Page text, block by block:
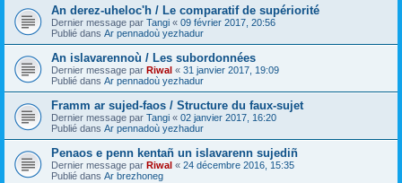
An derez-uheloc'h / Le comparatif de supériorité
Dernier message par Tangi « 09 février 2017, 20:56
Publié dans Ar pennadoù yezhadur
An islavarennoù / Les subordonnées
Dernier message par Riwal « 31 janvier 2017, 19:09
Publié dans Ar pennadoù yezhadur
Framm ar sujed-faos / Structure du faux-sujet
Dernier message par Tangi « 02 janvier 2017, 16:20
Publié dans Ar pennadoù yezhadur
Penaos e penn kentañ un islavarenn sujediñ
Dernier message par Riwal « 24 décembre 2016, 15:35
Publié dans Ar brezhoneg